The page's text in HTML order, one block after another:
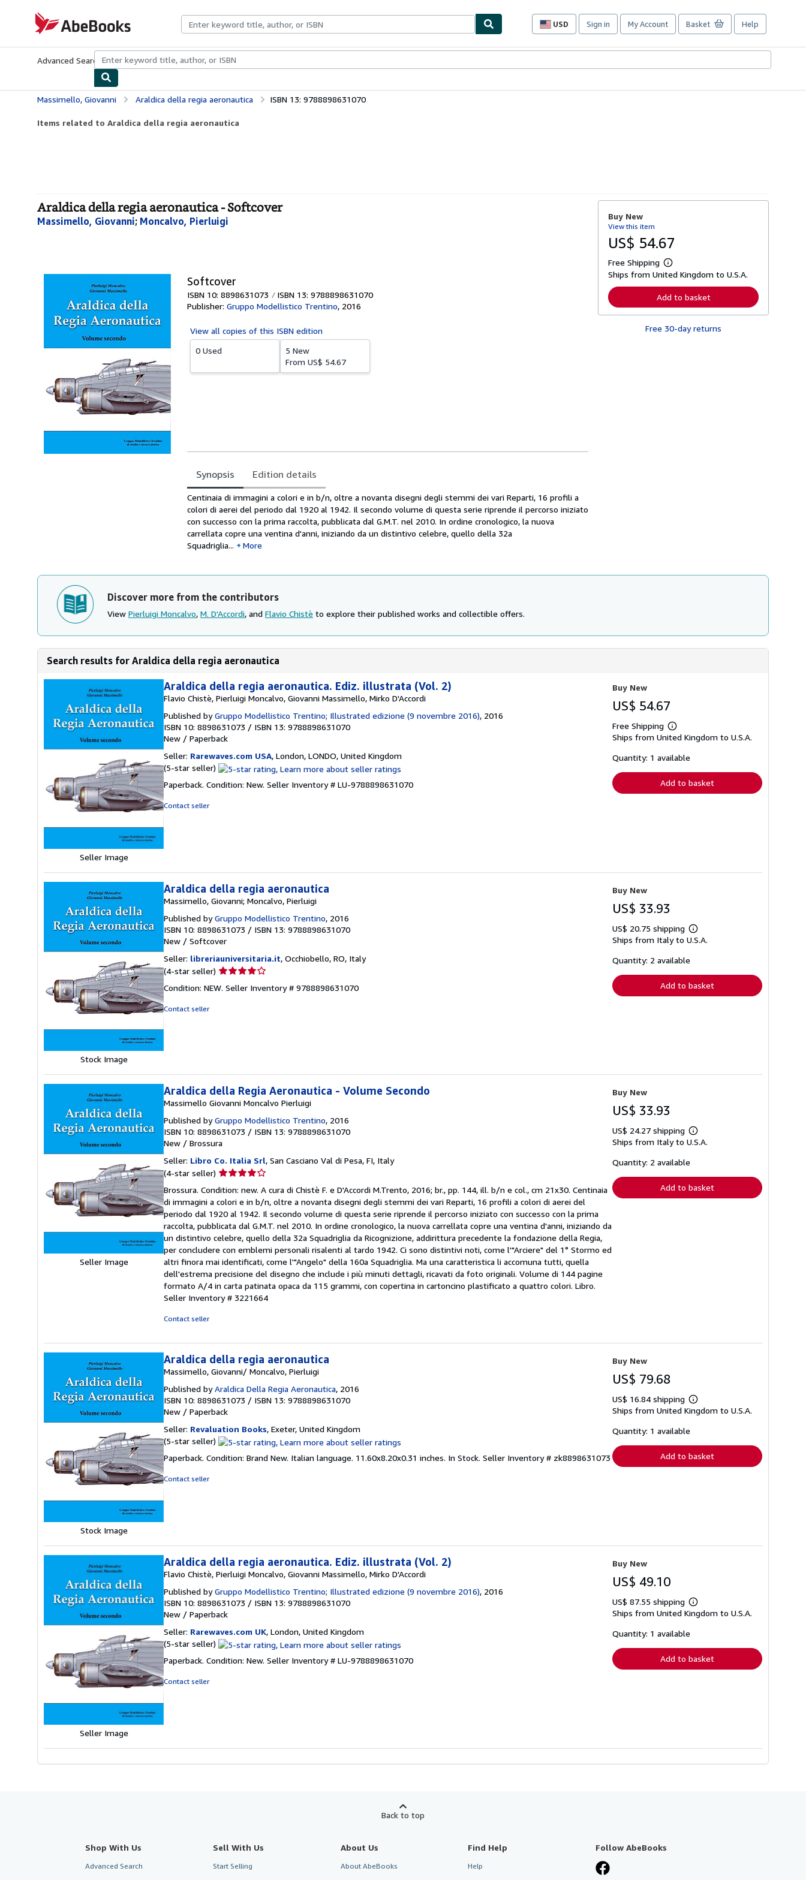
AbeBooks.com
USD
Site
preferences
Sign in My Account Basket Help
Advanced Search Browse CollectionsRare BooksArt & Collectibles
Massimello, Giovanni Araldica della regia aeronautica ISBN 13: 9788898631070
Items related to Araldica della regia aeronautica
Araldica della regia aeronautica - Softcover
Massimello, Giovanni; Moncalvo, Pierluigi
Softcover
ISBN 10: 8898631073
ISBN 13: 9788898631070
Publisher: Gruppo Modellistico Trentino, 2016
View all copies of this ISBN edition
0 Used
5 New
From US$ 54.67
Synopsis Edition details
Synopsis
Centinaia di immagini a colori e in b/n, oltre a novanta disegni degli stemmi dei vari Reparti, 16 profili a
colori di aerei del periodo dal 1920 al 1942. Il secondo volume di questa serie riprende il percorso iniziato
con successo con la prima raccolta, pubblicata dal G.M.T. nel 2010. In ordine cronologico, la nuova
carrellata copre una ventina d'anni, iniziando da un distintivo celebre, quello della 32a
Squadriglia...
More
Buy New
View this item
US$ 54.67
Free Shipping
L
e
n
r
Ships from United Kingdom to U.S.A.
Add to basket
Free 30-day returns
Discover more from the contributors
View Pierluigi Moncalvo, M. D'Accordi, and Flavio Chistè to explore their published works and collectible offers.
Search results for Araldica della regia aeronautica
Seller Image
Araldica della regia aeronautica. Ediz. illustrata (Vol. 2)
Flavio Chistè, Pierluigi Moncalvo, Giovanni Massimello, Mirko D'Accordi
Published byGruppo Modellistico Trentino; Illustrated edizione (9 novembre 2016), 2016
ISBN 10: 8898631073 / ISBN 13: 9788898631070
New / Paperback
Seller: Rarewaves.com USA, London, LONDO, United Kingdom
(5-star seller) Seller
5
Paperback. Condition: New. Seller Inventory # LU-9788898631070
Contact seller
Buy New
US$ 54.67
Free Shipping
Learn
more
shipping
Ships from United Kingdom to U.S.A.
Quantity: 1 available
Add to basket
Stock Image
Araldica della regia aeronautica
Massimello, Giovanni; Moncalvo, Pierluigi
Published byGruppo Modellistico Trentino, 2016
ISBN 10: 8898631073 / ISBN 13: 9788898631070
New / Softcover
Seller: libreriauniversitaria.it, Occhiobello, RO, Italy
(4-star seller) Seller
4
Condition: NEW. Seller Inventory # 9788898631070
Contact seller
Buy New
US$ 33.93
US$ 20.75 shipping
Learn
more
Ships from Italy to U.S.A.
Quantity: 2 available
Add to basket
Seller Image
Araldica della Regia Aeronautica - Volume Secondo
Massimello Giovanni Moncalvo Pierluigi
Published byGruppo Modellistico Trentino, 2016
ISBN 10: 8898631073 / ISBN 13: 9788898631070
New / Brossura
Seller: Libro Co. Italia Srl, San Casciano Val di Pesa, FI, Italy
(4-star seller) Seller
4
out
of
5
stars
Brossura. Condition: new. A cura di Chistè F. e D'Accordi M.Trento, 2016; br., pp. 144, ill. b/n e col., cm 21x30. Centinaia
di immagini a colori e in b/n, oltre a novanta disegni degli stemmi dei vari Reparti, 16 profili a colori di aerei del
periodo dal 1920 al 1942. Il secondo volume di questa serie riprende il percorso iniziato con successo con la prima
raccolta, pubblicata dal G.M.T. nel 2010. In ordine cronologico, la nuova carrellata copre una ventina d'anni, iniziando da
un distintivo celebre, quello della 32a Squadriglia da Ricognizione, addirittura precedente la fondazione della Regia,
per concludere con emblemi personali risalenti al tardo 1942. Ci sono distintivi noti, come l'"Arciere" del 1° Stormo ed
altri finora mai identificati, come l'"Angelo" della 160a Squadriglia. Ma una caratteristica li accomuna tutti, quella
dell'estrema precisione del disegno che include i più minuti dettagli, ricavati da foto originali. Volume di 144 pagine
formato A/4 in carta patinata opaca da 115 grammi, con copertina in cartoncino plastificato a quattro colori. Libro.
Seller Inventory # 3221664
Contact seller
Buy New
US$ 33.93
US$ 24.27 shipping
Learn
more
Ships from Italy to U.S.A.
Quantity: 2 available
Add to basket
Stock Image
Araldica della regia aeronautica
Massimello, Giovanni/ Moncalvo, Pierluigi
Published byAraldica Della Regia Aeronautica, 2016
ISBN 10: 8898631073 / ISBN 13: 9788898631070
New / Paperback
Seller: Revaluation Books, Exeter, United Kingdom
(5-star seller) Seller
5
Paperback. Condition: Brand New. Italian language. 11.60x8.20x0.31 inches. In Stock. Seller Inventory # zk8898631073
Contact seller
Buy New
US$ 79.68
US$ 16.84 shipping
Learn
more
Ships from United Kingdom to U.S.A.
Quantity: 1 available
Add to basket
Seller Image
Araldica della regia aeronautica. Ediz. illustrata (Vol. 2)
Flavio Chistè, Pierluigi Moncalvo, Giovanni Massimello, Mirko D'Accordi
Published byGruppo Modellistico Trentino; Illustrated edizione (9 novembre 2016), 2016
ISBN 10: 8898631073 / ISBN 13: 9788898631070
New / Paperback
Seller: Rarewaves.com UK, London, United Kingdom
(5-star seller) Seller
5
Paperback. Condition: New. Seller Inventory # LU-9788898631070
Contact seller
Buy New
US$ 49.10
US$ 87.55 shipping
Learn
more
Ships from United Kingdom to U.S.A.
Quantity: 1 available
Add to basket
Back to top
Shop With Us
Advanced Search
Sell With Us
Start Selling
About Us
About AbeBooks
Find Help
Help
Follow AbeBooks